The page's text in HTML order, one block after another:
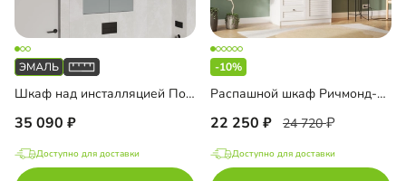
Шкаф над инсталляцией Порто-2
35 090
Доступно для доставки
-10%
Распашной шкаф Ричмонд-2.1
22 250 24 720
Доступно для доставки